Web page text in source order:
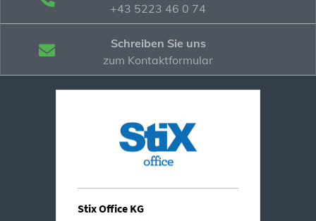
+43 5223 46 0 74
Schreiben Sie uns
zum Kontaktformular
Stix Office KG